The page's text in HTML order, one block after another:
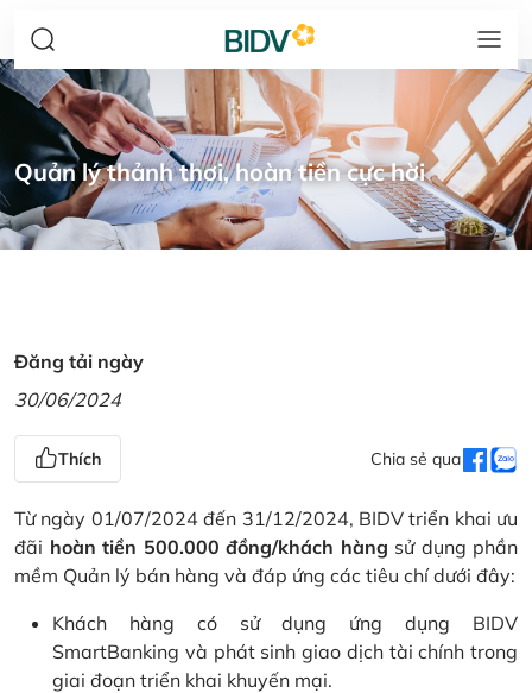
Quản lý thảnh thơi, hoàn tiền cực hời
Đăng tải ngày
30/06/2024
Thích Chia sẻ qua
Từ ngày 01/07/2024 đến 31/12/2024, BIDV triển khai ưu
đãi hoàn tiền 500.000 đồng/khách hàng sử dụng phần
mềm Quản lý bán hàng và đáp ứng các tiêu chí dưới đây:
Khách hàng có sử dụng ứng dụng BIDV
SmartBanking và phát sinh giao dịch tài chính trong
giai đoạn triển khai khuyến mại.